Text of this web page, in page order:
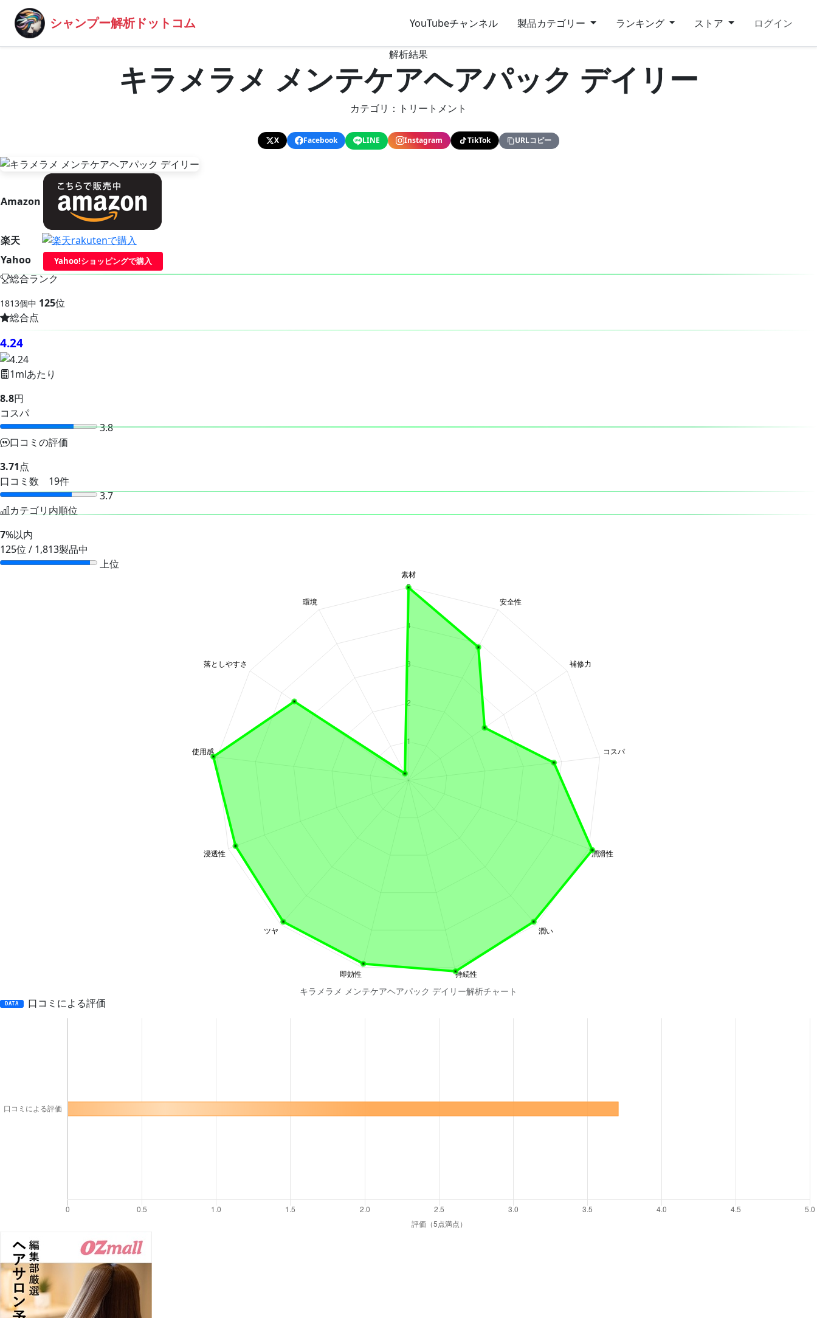
シャンプー解析ドットコム YouTubeチャンネル 製品カテゴリー ランキング ストア ログイン
解析結果
キラメラメ メンテケアヘアパック デイリー
カテゴリ：トリートメント
X Facebook LINE Instagram TikTok URLコピー
Amazon
楽天
Yahoo
Yahoo!ショッピングで購入
総合ランク
1813個中 125位
総合点
4.24
1mlあたり
8.8円
コスパ
3.8
口コミの評価
3.71点
口コミ数 19件
3.7
カテゴリ内順位
7%以内
125位 / 1,813製品中
上位
キラメラメ メンテケアヘアパック デイリー解析チャート
DATA 口コミによる評価